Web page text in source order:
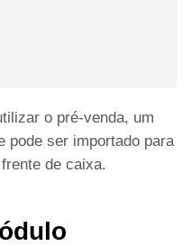
o pré-venda, um
pode ser importado para
de caixa.